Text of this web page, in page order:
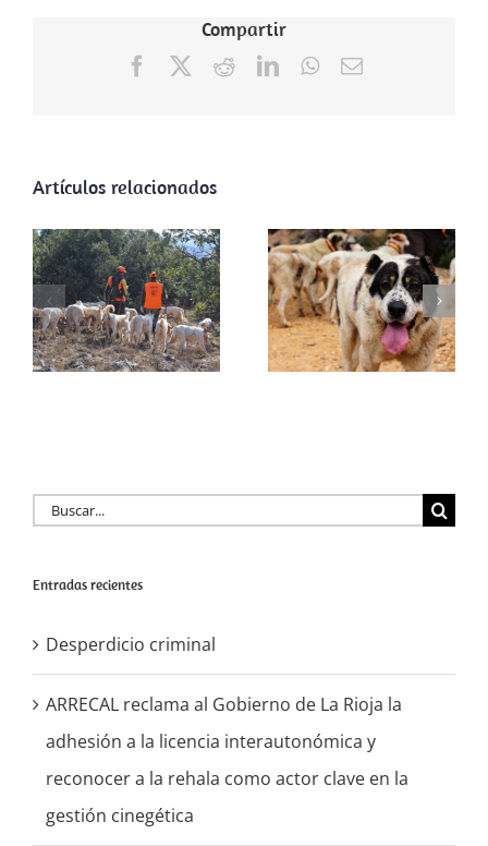
Compartir
FacebookRedditLinkedInWhatsApp
Correo
Artículos relacionados
ARRECAL
Gobierno de La
Rioja la adhesión
a la licencia
interautonómica
y reconocer a la
rehala como
actor clave en la
ARRECAL
reclama al
director general
de Derechos de
los Animales una
normativa
realista para los
Buscar:
Entradas recientes
Desperdicio criminal
ARRECAL reclama al Gobierno de La Rioja la
adhesión a la licencia interautonómica y
reconocer a la rehala como actor clave en la
gestión cinegética